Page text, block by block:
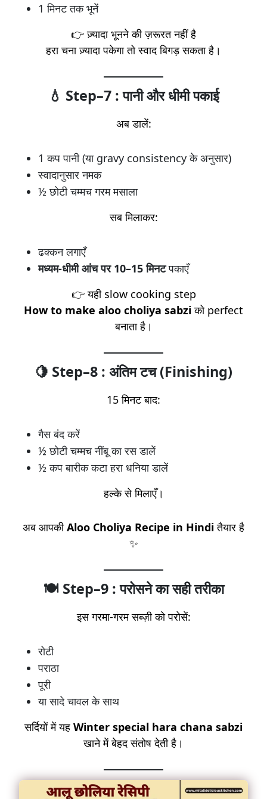
1 मिनट तक भूनें
👉 ज़्यादा भूनने की ज़रूरत नहीं है
हरा चना ज़्यादा पकेगा तो स्वाद बिगड़ सकता है।
💧 Step–7 : पानी और धीमी पकाई
अब डालें:
1 कप पानी (या gravy consistency के अनुसार)
स्वादानुसार नमक
½ छोटी चम्मच गरम मसाला
सब मिलाकर:
ढक्कन लगाएँ
मध्यम-धीमी आंच पर 10–15 मिनटपकाएँ
👉 यही slow cooking step
How to make aloo choliya sabziको perfect
बनाता है।
🍋 Step–8 : अंतिम टच (Finishing)
15 मिनट बाद:
गैस बंद करें
½ छोटी चम्मच नींबू का रस डालें
½ कप बारीक कटा हरा धनिया डालें
हल्के से मिलाएँ।
अब आपकीAloo Choliya Recipe in Hindiतैयार है
✨
🍽️ Step–9 : परोसने का सही तरीका
इस गरमा-गरम सब्ज़ी को परोसें:
रोटी
पराठा
पूरी
या सादे चावल के साथ
सर्दियों में यह Winter special hara chana sabzi
खाने में बेहद संतोष देती है।